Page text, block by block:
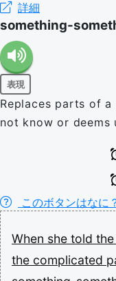
詳細
something-
表現
Replaces parts of
not know or deems
このボタンはなに
When she told the
the complicated